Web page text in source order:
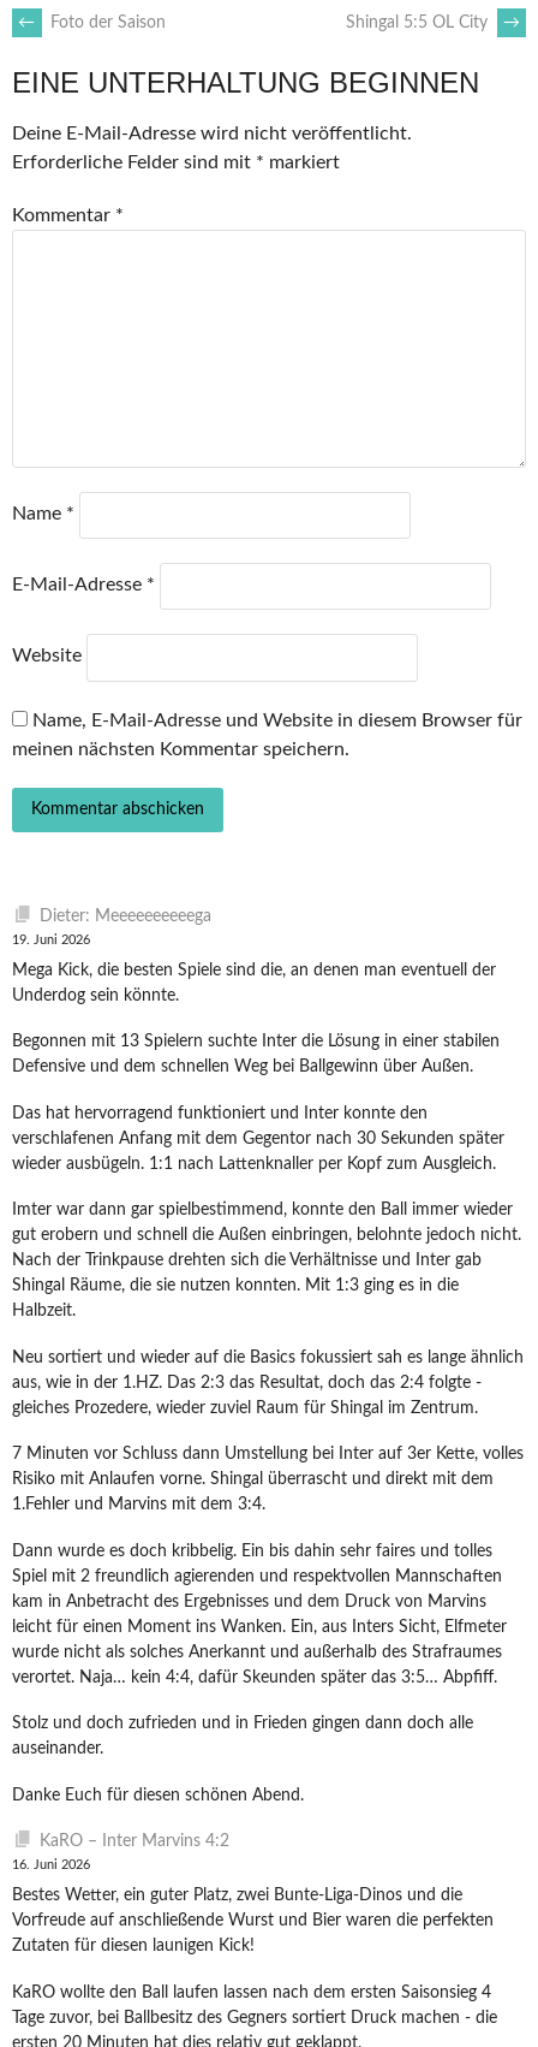
ARTIKEL-
NAVIGATION
← Foto der Saison Shingal 5:5 OL City →
EINE UNTERHALTUNG BEGINNEN
Deine E-Mail-Adresse wird nicht veröffentlicht.
Erforderliche Felder sind mit * markiert
Kommentar *
Name *
E-Mail-Adresse *
Website
Name, E-Mail-Adresse und Website in diesem Browser für
meinen nächsten Kommentar speichern.
Dieter: Meeeeeeeeeega
19. Juni 2026
Mega Kick, die besten Spiele sind die, an denen man eventuell der
Underdog sein könnte.
Begonnen mit 13 Spielern suchte Inter die Lösung in einer stabilen
Defensive und dem schnellen Weg bei Ballgewinn über Außen.
Das hat hervorragend funktioniert und Inter konnte den
verschlafenen Anfang mit dem Gegentor nach 30 Sekunden später
wieder ausbügeln. 1:1 nach Lattenknaller per Kopf zum Ausgleich.
Imter war dann gar spielbestimmend, konnte den Ball immer wieder
gut erobern und schnell die Außen einbringen, belohnte jedoch nicht.
Nach der Trinkpause drehten sich die Verhältnisse und Inter gab
Shingal Räume, die sie nutzen konnten. Mit 1:3 ging es in die
Halbzeit.
Neu sortiert und wieder auf die Basics fokussiert sah es lange ähnlich
aus, wie in der 1.HZ. Das 2:3 das Resultat, doch das 2:4 folgte -
gleiches Prozedere, wieder zuviel Raum für Shingal im Zentrum.
7 Minuten vor Schluss dann Umstellung bei Inter auf 3er Kette, volles
Risiko mit Anlaufen vorne. Shingal überrascht und direkt mit dem
1.Fehler und Marvins mit dem 3:4.
Dann wurde es doch kribbelig. Ein bis dahin sehr faires und tolles
Spiel mit 2 freundlich agierenden und respektvollen Mannschaften
kam in Anbetracht des Ergebnisses und dem Druck von Marvins
leicht für einen Moment ins Wanken. Ein, aus Inters Sicht, Elfmeter
wurde nicht als solches Anerkannt und außerhalb des Strafraumes
verortet. Naja… kein 4:4, dafür Skeunden später das 3:5… Abpfiff.
Stolz und doch zufrieden und in Frieden gingen dann doch alle
auseinander.
Danke Euch für diesen schönen Abend.
KaRO – Inter Marvins 4:2
16. Juni 2026
Bestes Wetter, ein guter Platz, zwei Bunte-Liga-Dinos und die
Vorfreude auf anschließende Wurst und Bier waren die perfekten
Zutaten für diesen launigen Kick!
KaRO wollte den Ball laufen lassen nach dem ersten Saisonsieg 4
Tage zuvor, bei Ballbesitz des Gegners sortiert Druck machen - die
ersten 20 Minuten hat dies relativ gut geklappt.